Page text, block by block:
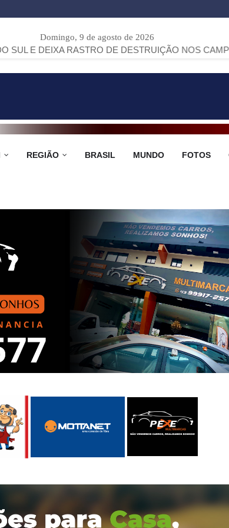
Domingo, 9 de agosto de 2026
DE DESTRUIÇÃO NOS CAMPOS GERAIS >>
REGIÃO BRASIL MUNDO FOTOS